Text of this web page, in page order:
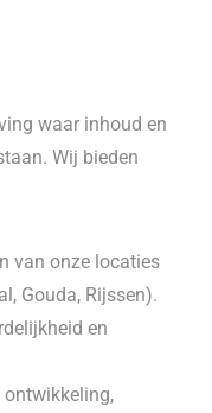
waar inhoud en
Wij bieden
van onze locaties
Gouda, Rijssen).
en
ontwikkeling,